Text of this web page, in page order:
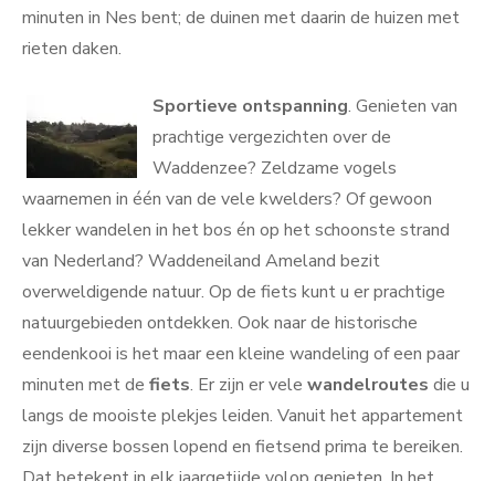
minuten in Nes bent; de duinen met daarin de huizen met
rieten daken.
Sportieve ontspanning. Genieten van
prachtige vergezichten over de
Waddenzee? Zeldzame vogels
waarnemen in één van de vele kwelders? Of gewoon
lekker wandelen in het bos én op het schoonste strand
van Nederland? Waddeneiland Ameland bezit
overweldigende natuur. Op de fiets kunt u er prachtige
natuurgebieden ontdekken. Ook naar de historische
eendenkooi is het maar een kleine wandeling of een paar
minuten met de fiets. Er zijn er vele wandelroutes die u
langs de mooiste plekjes leiden. Vanuit het appartement
zijn diverse bossen lopend en fietsend prima te bereiken.